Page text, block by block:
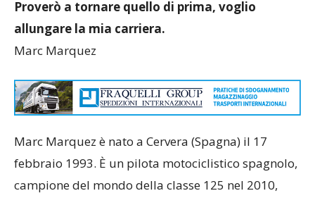
Proverò a tornare quello di prima, voglio
allungare la mia carriera.
Marc Marquez
Marc Marquez è nato a Cervera (Spagna) il 17
febbraio 1993. È un pilota motociclistico spagnolo,
campione del mondo della classe 125 nel 2010,